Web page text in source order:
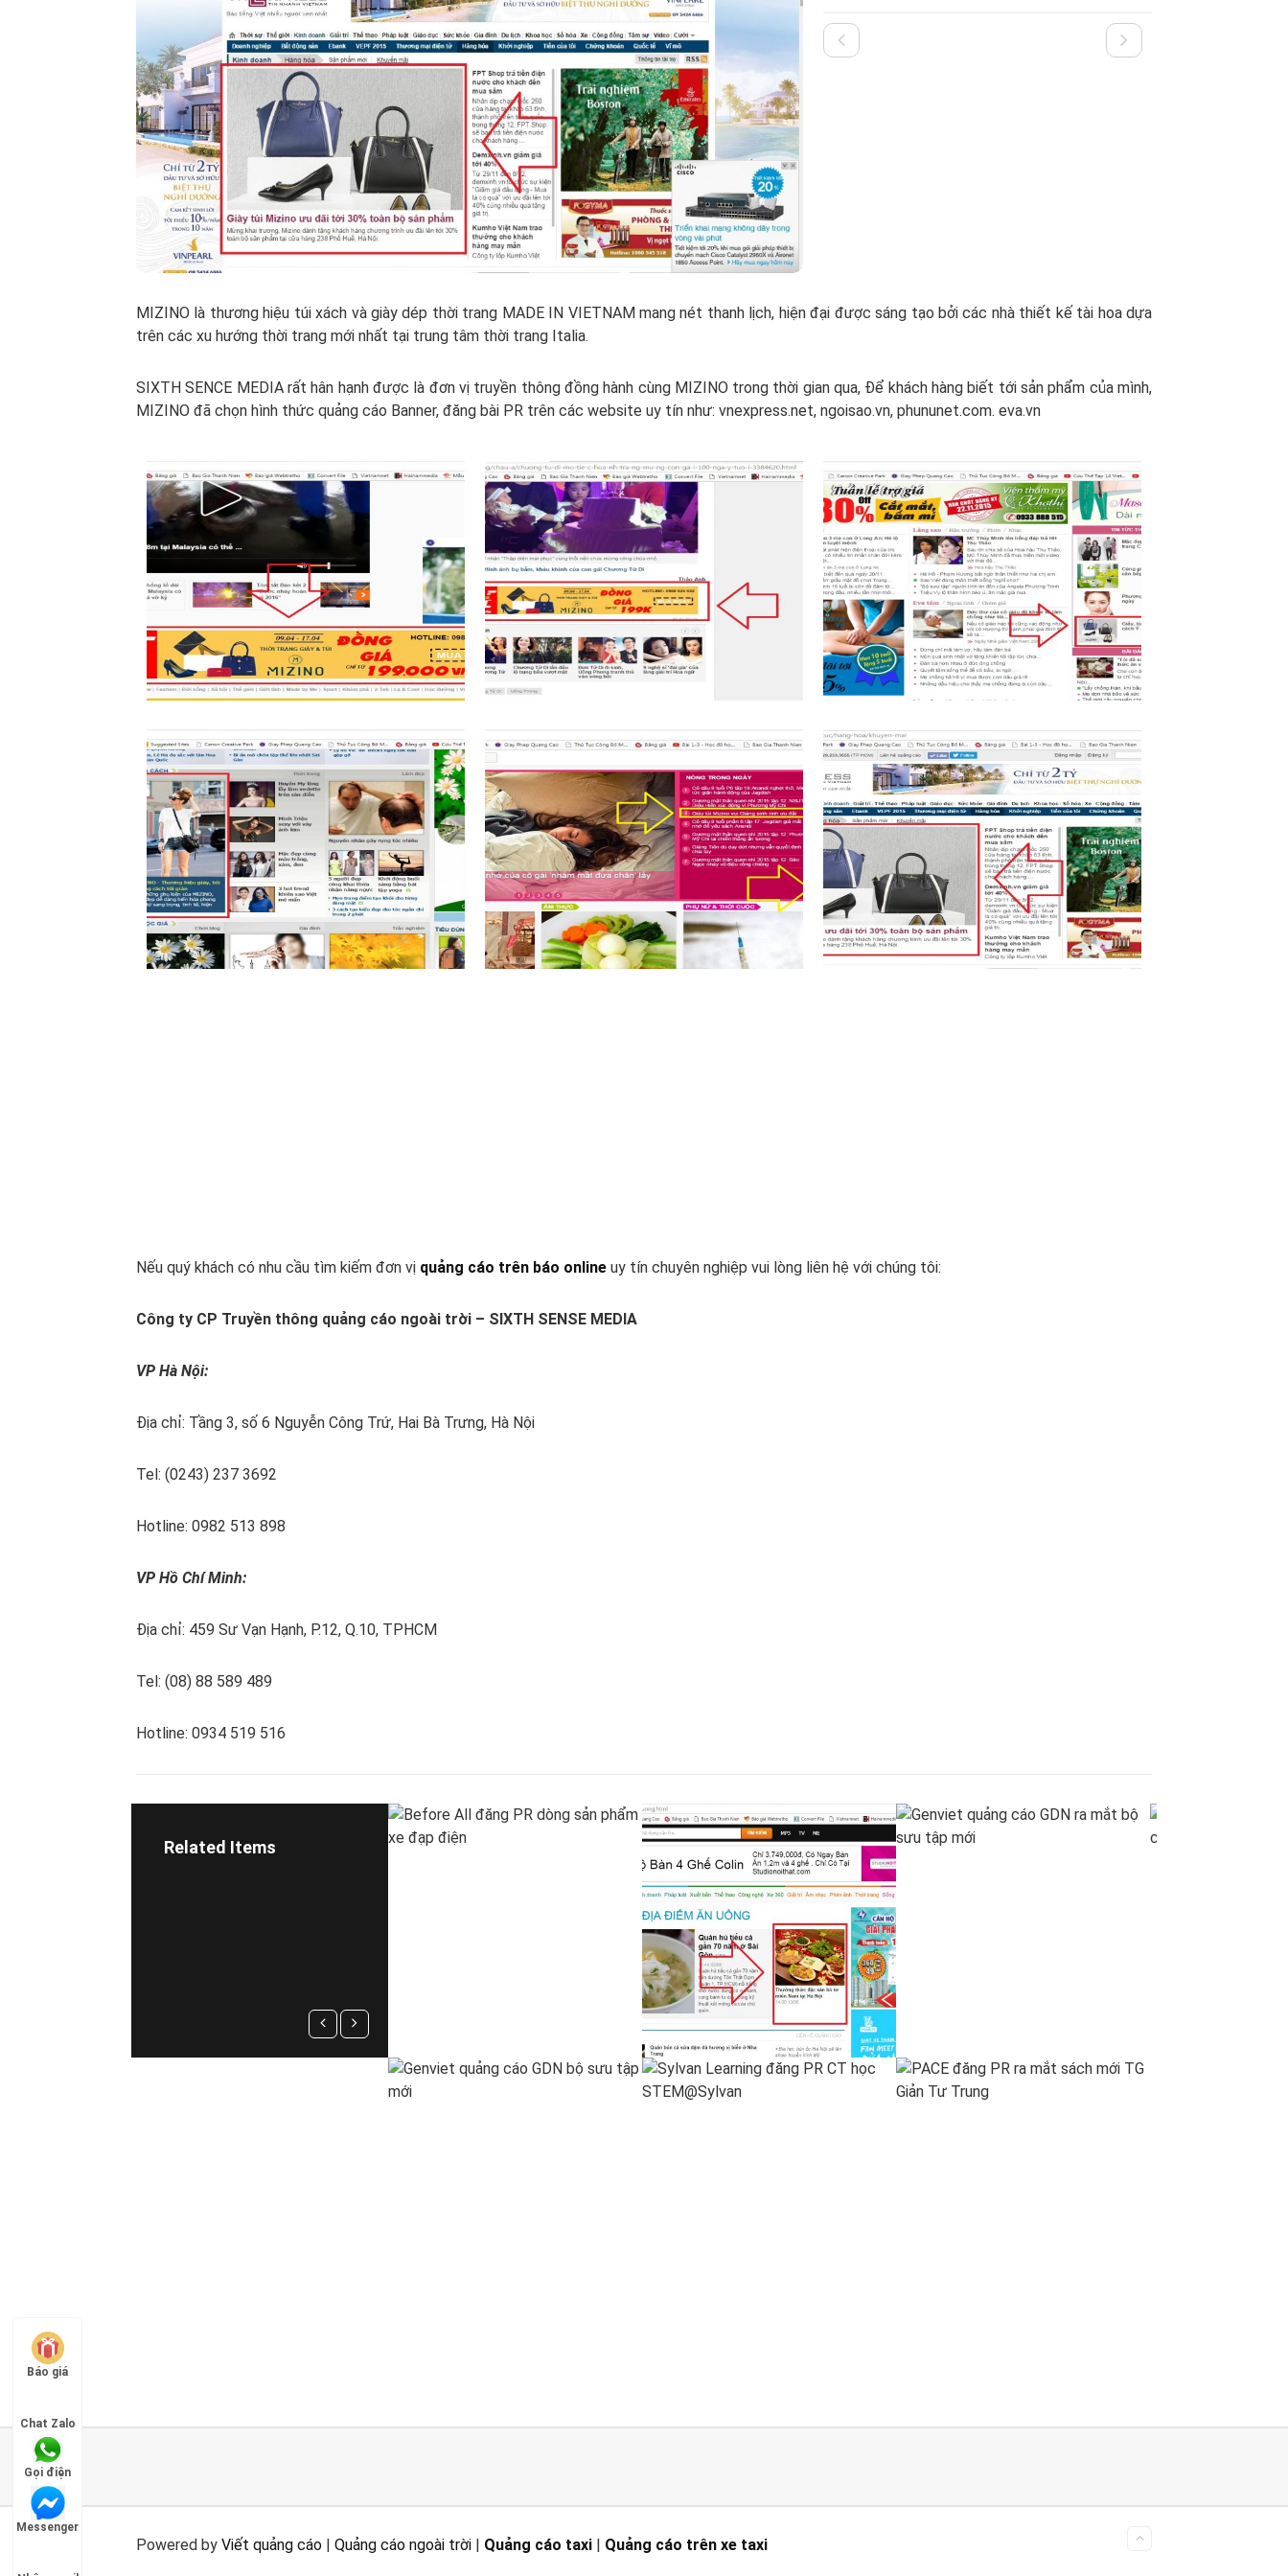
MIZINO là thương hiệu túi xách và giày dép thời trang MADE IN VIETNAM mang nét thanh lịch, hiện đại được sáng tạo bởi các nhà thiết kế tài hoa dựa
trên các xu hướng thời trang mới nhất tại trung tâm thời trang Italia.
SIXTH SENCE MEDIA rất hân hạnh được là đơn vị truyền thông đồng hành cùng MIZINO trong thời gian qua, Để khách hàng biết tới sản phẩm của mình,
MIZINO đã chọn hình thức quảng cáo Banner, đăng bài PR trên các website uy tín như: vnexpress.net, ngoisao.vn, phununet.com. eva.vn
Nếu quý khách có nhu cầu tìm kiếm đơn vị quảng cáo trên báo online uy tín chuyên nghiệp vui lòng liên hệ với chúng tôi:
Công ty CP Truyền thông quảng cáo ngoài trời – SIXTH SENSE MEDIA
VP Hà Nội:
Địa chỉ: Tầng 3, số 6 Nguyễn Công Trứ, Hai Bà Trưng, Hà Nội
Tel: (0243) 237 3692
Hotline: 0982 513 898
VP Hồ Chí Minh:
Địa chỉ: 459 Sư Vạn Hạnh, P.12, Q.10, TPHCM
Tel: (08) 88 589 489
Hotline: 0934 519 516
Related Items
Powered by Viết quảng cáo | Quảng cáo ngoài trời | Quảng cáo taxi | Quảng cáo trên xe taxi
Báo giá
Chat Zalo
Gọi điện
Messenger